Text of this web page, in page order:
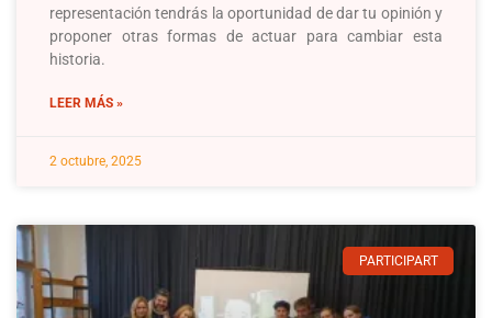
representación tendrás la oportunidad de dar tu opinión y
proponer otras formas de actuar para cambiar esta
historia.
LEER MÁS »
2 octubre, 2025
PARTICIPART